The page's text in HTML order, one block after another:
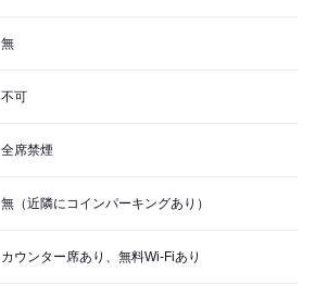
無
不可
全席禁煙
無（近隣にコインパーキングあり）
カウンター席あり、無料Wi-Fiあり